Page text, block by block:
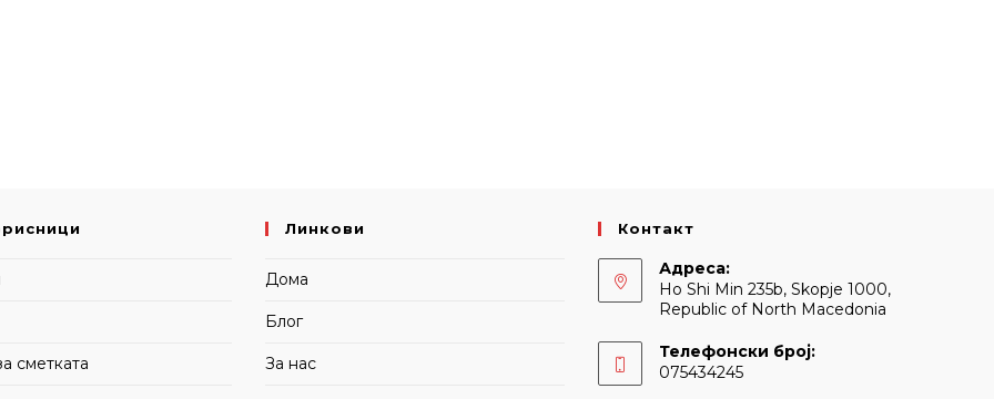
сметката
Линкови
Дома
Блог
За нас
Контакт
Адреса:
Ho Shi Min 235b, Skopje 1000,
Republic of North Macedonia
Телефонски број:
075434245